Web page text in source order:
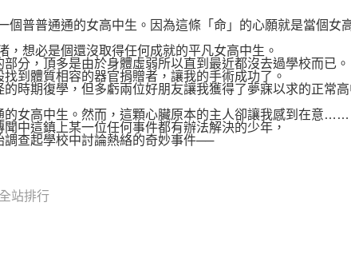
個普普通通的女高中生。因為這條「命」的心願就是當個女
，想必是個還沒取得任何成就的平凡女高中生。
分，頂多是由於身體虛弱所以直到最近都沒去過學校而已。
找到體質相容的器官捐贈者，讓我的手術成功了。
的時期復學，但多虧兩位好朋友讓我獲得了夢寐以求的正常高
的女高中生。然而，這顆心臟原本的主人卻讓我感到在意……
中這鎮上某一位任何事件都有辦法解決的少年，
調查起學校中討論熱絡的奇妙事件──
全站排行